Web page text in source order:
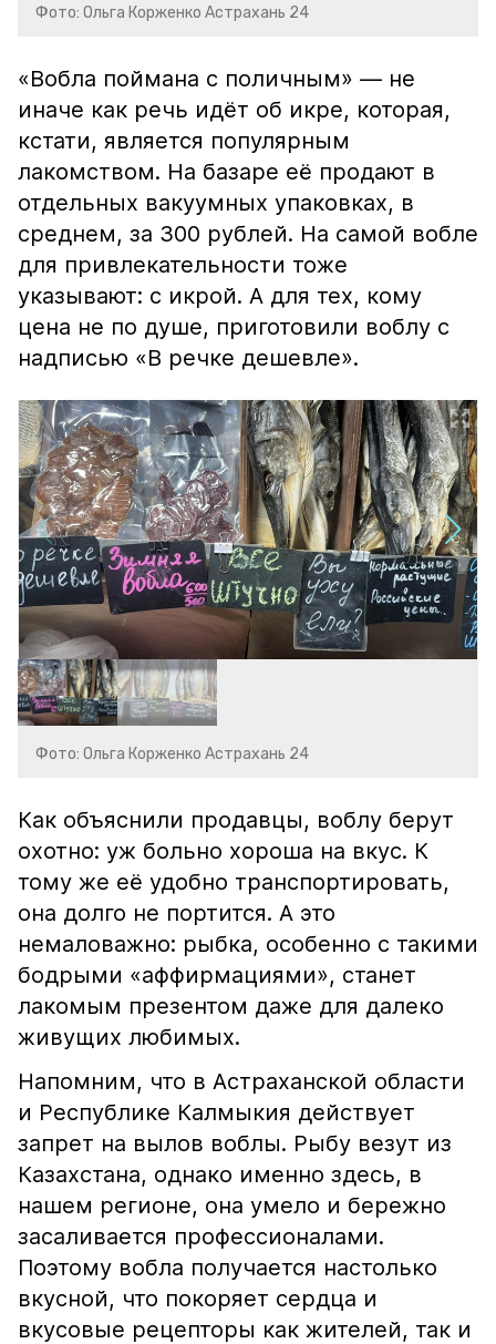
Фото: Ольга Корженко Астрахань 24
«Вобла поймана с поличным» — не
иначе как речь идёт об икре, которая,
кстати, является популярным
лакомством. На базаре её продают в
отдельных вакуумных упаковках, в
среднем, за 300 рублей. На самой вобле
для привлекательности тоже
указывают: с икрой. А для тех, кому
цена не по душе, приготовили воблу с
надписью «В речке дешевле».
Фото: Ольга Корженко Астрахань 24
Как объяснили продавцы, воблу берут
охотно: уж больно хороша на вкус. К
тому же её удобно транспортировать,
она долго не портится. А это
немаловажно: рыбка, особенно с такими
бодрыми «аффирмациями», станет
лакомым презентом даже для далеко
живущих любимых.
Напомним, что в Астраханской области
и Республике Калмыкия действует
запрет на вылов воблы. Рыбу везут из
Казахстана, однако именно здесь, в
нашем регионе, она умело и бережно
засаливается профессионалами.
Поэтому вобла получается настолько
вкусной, что покоряет сердца и
вкусовые рецепторы как жителей, так и